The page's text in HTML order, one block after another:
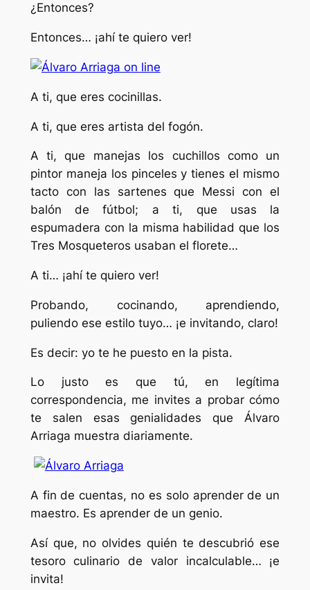
¿Entonces?
Entonces… ¡ahí te quiero ver!
A ti, que eres cocinillas.
A ti, que eres artista del fogón.
A ti, que manejas los cuchillos como un
pintor maneja los pinceles y tienes el mismo
tacto con las sartenes que Messi con el
balón de fútbol; a ti, que usas la
espumadera con la misma habilidad que los
Tres Mosqueteros usaban el florete…
A ti… ¡ahí te quiero ver!
Probando, cocinando, aprendiendo,
puliendo ese estilo tuyo… ¡e invitando, claro!
Es decir: yo te he puesto en la pista.
Lo justo es que tú, en legítima
correspondencia, me invites a probar cómo
te salen esas genialidades que Álvaro
Arriaga muestra diariamente.
A fin de cuentas, no es solo aprender de un
maestro. Es aprender de un genio.
Así que, no olvides quién te descubrió ese
tesoro culinario de valor incalculable… ¡e
invita!